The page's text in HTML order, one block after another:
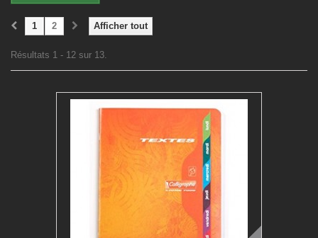
Afficher tout
1 2
Résultats 1 - 12 sur 13.